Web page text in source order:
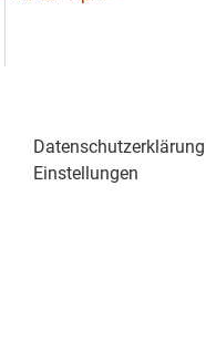
Datenschutzerklärung
Einstellungen